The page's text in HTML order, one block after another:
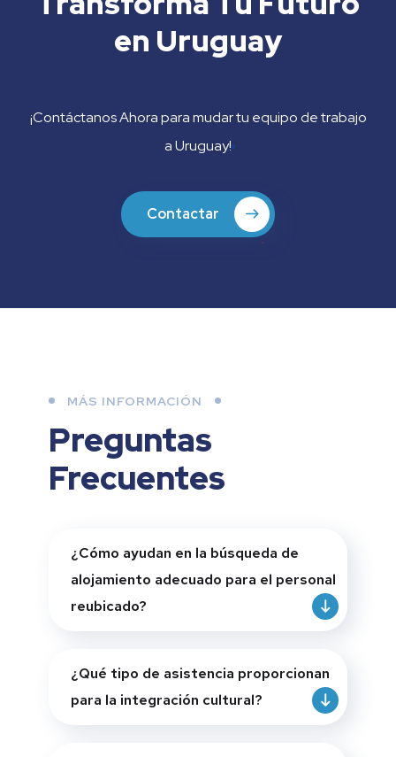
en Uruguay
¡Contáctanos Ahora para mudar tu equipo de trabajo
a Uruguay!
Contactar
MÁS INFORMACIÓN
Preguntas
Frecuentes
¿Cómo ayudan en la búsqueda de
alojamiento adecuado para el personal
reubicado?
¿Qué tipo de asistencia proporcionan
para la integración cultural?